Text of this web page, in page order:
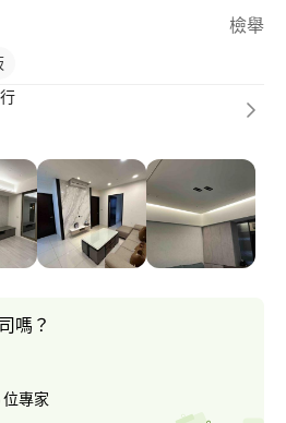
檢舉
嗎？
位專家